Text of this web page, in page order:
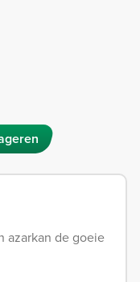
azarkan de goeie